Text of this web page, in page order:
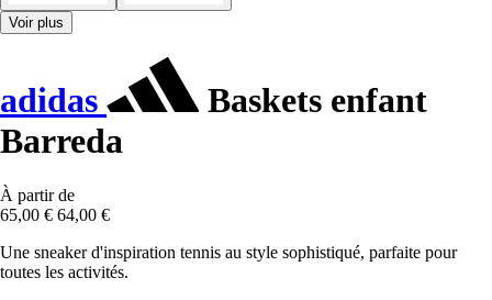
Voir plus
adidas
Baskets enfant
Barreda
À partir de
65,00 € 64,00 €
Une sneaker d'inspiration tennis au style sophistiqué, parfaite pour
toutes les activités.